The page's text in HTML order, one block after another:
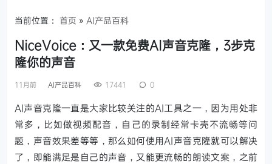
当前位置： 首页 » AI产品百科
NiceVoice：又一款免费AI声音克隆，3步克
隆你的声音
11月前 AI产品百科 17441 0
AI声音克隆一直是大家比较关注的AI工具之一，因为用处非
常多，比如做视频配音，自己的录制经常卡壳不流畅等问
题，声音效果差等等，那么如何使用AI声音克隆就可以解决
了，即能满足是自己的声音，又能更流畅的朗读文案，之前